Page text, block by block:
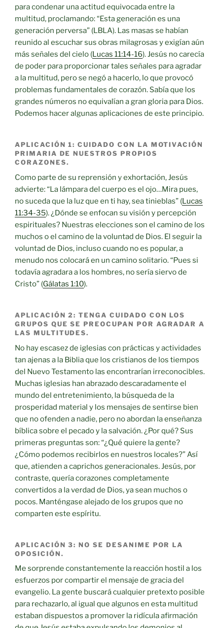
para condenar una actitud equivocada entre la
multitud, proclamando: “Esta generación es una
generación perversa” (LBLA). Las masas se habían
reunido al escuchar sus obras milagrosas y exigían aún
más señales del cielo (Lucas 11:14-16). Jesús no carecía
de poder para proporcionar tales señales para agradar
a la multitud, pero se negó a hacerlo, lo que provocó
problemas fundamentales de corazón. Sabía que los
grandes números no equivalían a gran gloria para Dios.
Podemos hacer algunas aplicaciones de este principio.
APLICACIÓN 1: CUIDADO CON LA MOTIVACIÓN
PRIMARIA DE NUESTROS PROPIOS
CORAZONES.
Como parte de su reprensión y exhortación, Jesús
advierte: “La lámpara del cuerpo es el ojo…Mira pues,
no suceda que la luz que en ti hay, sea tinieblas” (Lucas
11:34-35). ¿Dónde se enfocan su visión y percepción
espirituales? Nuestras elecciones son el camino de los
muchos o el camino de la voluntad de Dios. El seguir la
voluntad de Dios, incluso cuando no es popular, a
menudo nos colocará en un camino solitario. “Pues si
todavía agradara a los hombres, no sería siervo de
Cristo” (Gálatas 1:10).
APLICACIÓN 2: TENGA CUIDADO CON LOS
GRUPOS QUE SE PREOCUPAN POR AGRADAR A
LAS MULTITUDES.
No hay escasez de iglesias con prácticas y actividades
tan ajenas a la Biblia que los cristianos de los tiempos
del Nuevo Testamento las encontrarían irreconocibles.
Muchas iglesias han abrazado descaradamente el
mundo del entretenimiento, la búsqueda de la
prosperidad material y los mensajes de sentirse bien
que no ofenden a nadie, pero no abordan la enseñanza
bíblica sobre el pecado y la salvación. ¿Por qué? Sus
primeras preguntas son: “¿Qué quiere la gente?
¿Cómo podemos recibirlos en nuestros locales?” Así
que, atienden a caprichos generacionales. Jesús, por
contraste, quería corazones completamente
convertidos a la verdad de Dios, ya sean muchos o
pocos. Manténgase alejado de los grupos que no
comparten este espíritu.
APLICACIÓN 3: NO SE DESANIME POR LA
OPOSICIÓN.
Me sorprende constantemente la reacción hostil a los
esfuerzos por compartir el mensaje de gracia del
evangelio. La gente buscará cualquier pretexto posible
para rechazarlo, al igual que algunos en esta multitud
estaban dispuestos a promover la ridícula afirmación